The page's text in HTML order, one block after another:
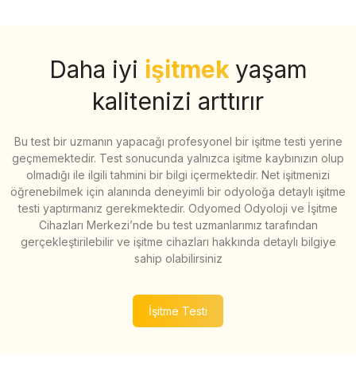
Daha iyi işitmek yaşam
kalitenizi arttırır
Bu test bir uzmanın yapacağı profesyonel bir işitme testi yerine
geçmemektedir. Test sonucunda yalnızca işitme kaybınızın olup
olmadığı ile ilgili tahmini bir bilgi içermektedir. Net işitmenizi
öğrenebilmek için alanında deneyimli bir odyoloğa detaylı işitme
testi yaptırmanız gerekmektedir. Odyomed Odyoloji ve İşitme
Cihazları Merkezi’nde bu test uzmanlarımız tarafından
gerçekleştirilebilir ve işitme cihazları hakkında detaylı bilgiye
sahip olabilirsiniz
İşitme Testi